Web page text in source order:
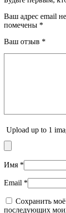
Ваш адрес email
помечены *
Ваш отзыв *
Upload up to 1
Имя *
Email *
Сохранить моё
последующих